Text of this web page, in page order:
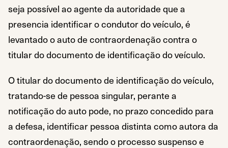
seja possível ao agente da autoridade que a
presencia identificar o condutor do veículo, é
levantado o auto de contraordenação contra o
titular do documento de identificação do veículo.
O titular do documento de identificação do veículo,
tratando-se de pessoa singular, perante a
notificação do auto pode, no prazo concedido para
a defesa, identificar pessoa distinta como autora da
contraordenação, sendo o processo suspenso e